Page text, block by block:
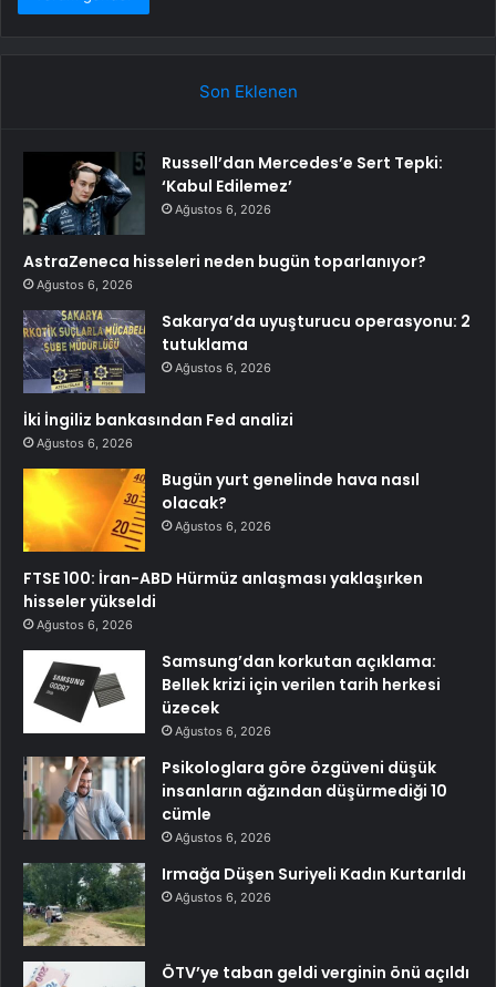
Son Eklenen
Russell’dan Mercedes’e Sert Tepki:
‘Kabul Edilemez’
Ağustos 6, 2026
AstraZeneca hisseleri neden bugün toparlanıyor?
Ağustos 6, 2026
Sakarya’da uyuşturucu operasyonu: 2
tutuklama
Ağustos 6, 2026
İki İngiliz bankasından Fed analizi
Ağustos 6, 2026
Bugün yurt genelinde hava nasıl
olacak?
Ağustos 6, 2026
FTSE 100: İran-ABD Hürmüz anlaşması yaklaşırken
hisseler yükseldi
Ağustos 6, 2026
Samsung’dan korkutan açıklama:
Bellek krizi için verilen tarih herkesi
üzecek
Ağustos 6, 2026
Psikologlara göre özgüveni düşük
insanların ağzından düşürmediği 10
cümle
Ağustos 6, 2026
Irmağa Düşen Suriyeli Kadın Kurtarıldı
Ağustos 6, 2026
ÖTV’ye taban geldi verginin önü açıldı